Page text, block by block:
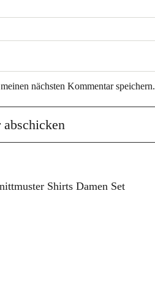
nächsten Kommentar speichern.
Shirts Damen Set